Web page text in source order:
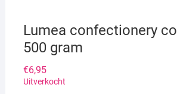
Lumea confectionery
500 gram
€6,95
Uitverkocht